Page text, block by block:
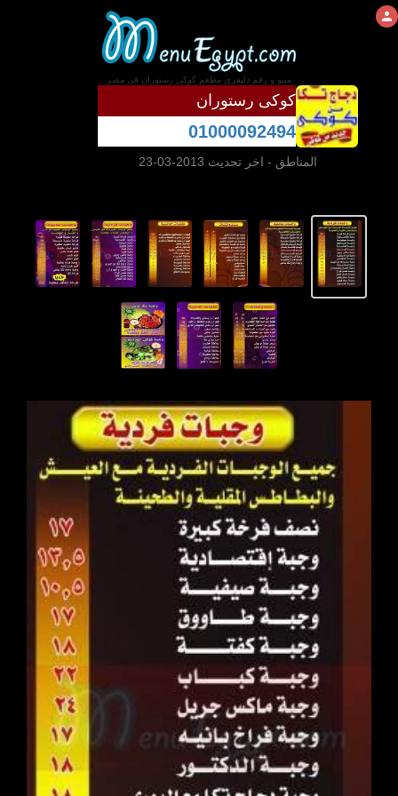
منيو و رقم دليفرى مطعم كوكى رستوران فى مصر
كوكى رستوران
01000092494
المناطق - اخر تحديث 2013-03-23